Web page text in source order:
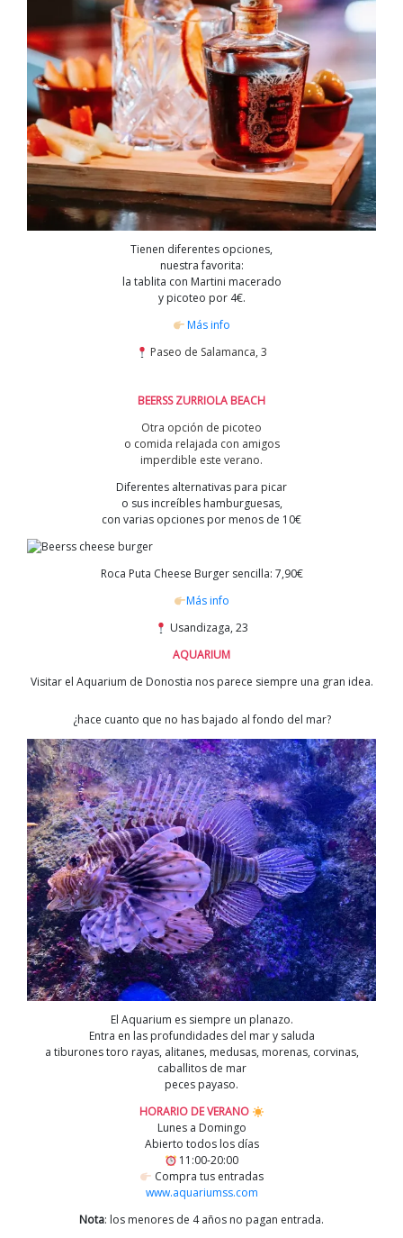
Tienen diferentes opciones,
nuestra favorita:
la tablita con Martini macerado
y picoteo por 4€.
Más info
Paseo de Salamanca, 3
BEERSS ZURRIOLA BEACH
Otra opción de picoteo
o comida relajada con amigos
imperdible este verano.
Diferentes alternativas para picar
o sus increíbles hamburguesas,
con varias opciones por menos de 10€
Roca Puta Cheese Burger sencilla: 7,90€
Más info
Usandizaga, 23
AQUARIUM
Visitar el Aquarium de Donostia nos parece siempre una gran idea.
¿hace cuanto que no has bajado al fondo del mar?
El Aquarium es siempre un planazo.
Entra en las profundidades del mar y saluda
a tiburones toro rayas, alitanes, medusas, morenas, corvinas,
caballitos de mar
peces payaso.
HORARIO DE VERANO
Lunes a Domingo
Abierto todos los días
11:00-20:00
Compra tus entradas
www.aquariumss.com
Nota: los menores de 4 años no pagan entrada.